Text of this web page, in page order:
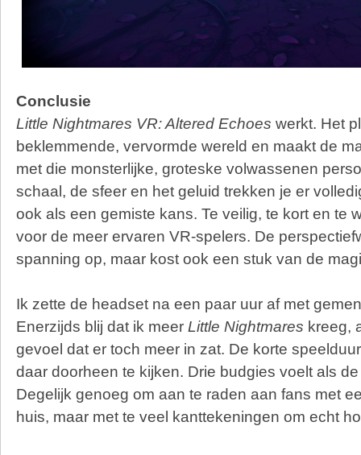
Conclusie
Little Nightmares VR: Altered Echoes werkt. Het
beklemmende, vervormde wereld en maakt de
met die monsterlijke, groteske volwassenen
schaal, de sfeer en het geluid trekken je er
ook als een gemiste kans. Te veilig, te kort en te
voor de meer ervaren VR-spelers. De
spanning op, maar kost ook een stuk van de
Ik zette de headset na een paar uur af met
Enerzijds blij dat ik meer Little Nightmares kreeg,
gevoel dat er toch meer in zat. De korte
daar doorheen te kijken. Drie budgies voelt als
Degelijk genoeg om aan te raden aan fans met
huis, maar met te veel kanttekeningen om echt